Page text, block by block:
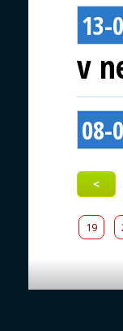
13-
v
08-
<
19